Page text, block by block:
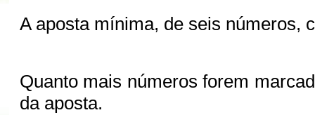
A aposta mínima, de seis números,
Quanto mais números forem
da aposta.